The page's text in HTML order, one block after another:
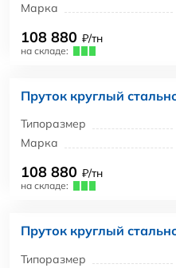
Марка
108 880 ₽/тн
на складе:
Пруток круглый
Типоразмер
Марка
108 880 ₽/тн
на складе:
Пруток круглый
Типоразмер